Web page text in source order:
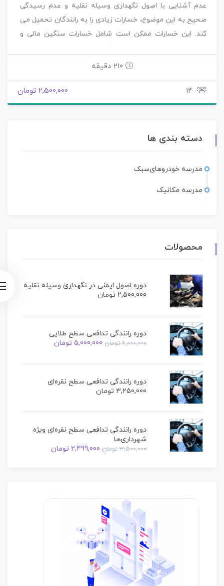
عدم آشنایی با اصول نگهداری وسیله نقلیه و عدم رسیدگی
صحیح به این موضوع، خسارات زیادی را به رانندگان تحمیل می
کند. این خسارات ممکن است شامل خسارات سنگین مالی و
ضمن افزایش ریسک ایجاد خرابی‌های پیش بینی نشده،
210 دقیقه
14 2,500,000 تومان
دسته بندی ها
مدرسه خودروهای‌سبک
مدرسه مکانیک
محصولات
دوره اصول ایمنی در نگهداری وسیله نقلیه
2,500,000 تومان
دوره رانندگی تدافعی سطح طلایی
6,000,000 تومان 5,000,000 تومان
دوره رانندگی تدافعی سطح نقره‌ای
3,250,000 تومان
دوره رانندگی تدافعی سطح نقره‌ای ویژه
شهرداری‌ها
3,500,000 تومان 2,499,000 تومان